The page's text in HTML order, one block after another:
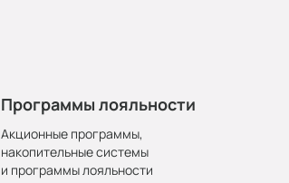
Программы лояльности
Акционные программы,
накопительные системы
и программы лояльности